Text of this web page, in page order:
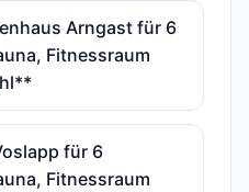
Arngast für 6
Fitnessraum
für 6
Fitnessraum